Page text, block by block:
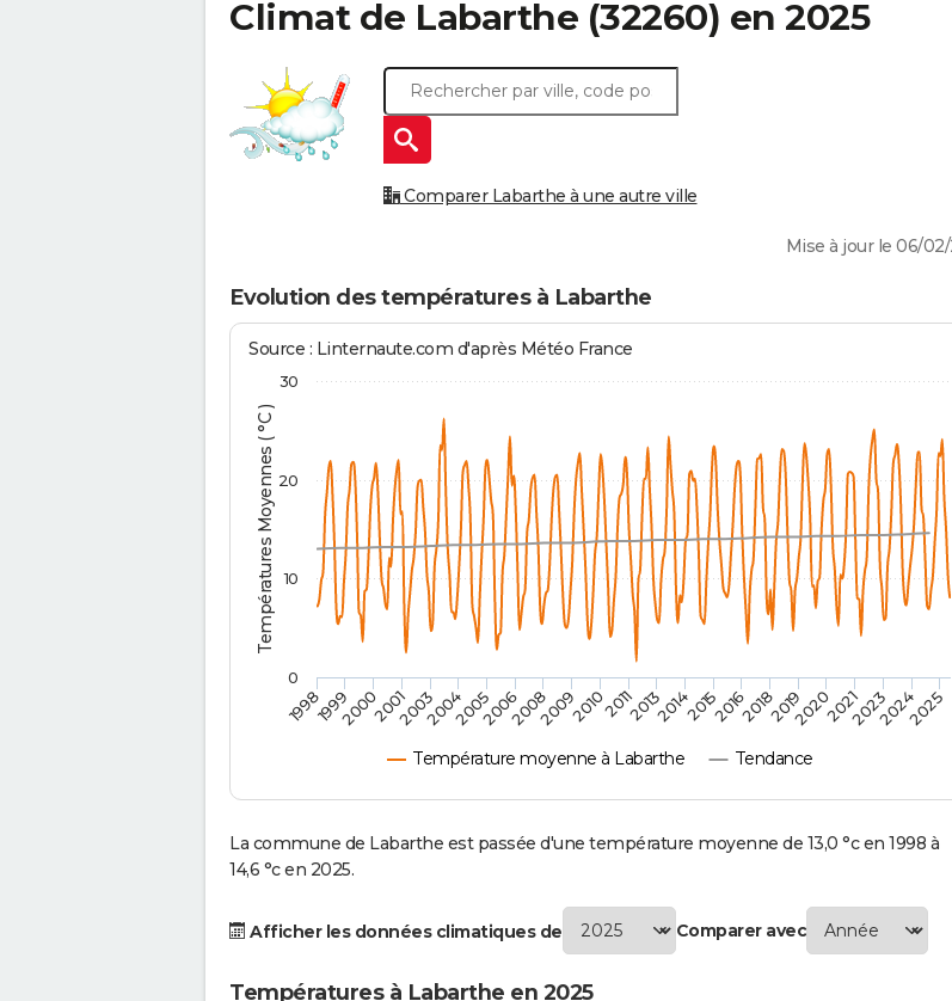
Climat de Labarthe (32260) en 2025
Comparer Labarthe à une autre ville
Mise à jour le 06/
Evolution des températures à Labarthe
Températures Moyennes ( °C )
Source : Linternaute.com d'après Météo France
Température moyenne à Labarthe Tendance
1998 2014
199920002001200320042005200620082009201020112013 201520162018201920202021202320242025
0
10
20
30
La commune de Labarthe est passée d'une température moyenne de 13,0 °c en 1998 à
14,6 °c en 2025.
Afficher les données climatiques de Comparer avec
Températures à Labarthe en 2025